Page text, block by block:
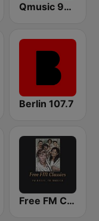
Qmusic 90's & 00's
Berlin 107.7
Free FM Classics B.A.